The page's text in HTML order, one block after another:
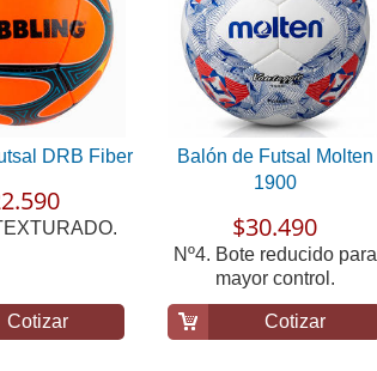
DRB Fiber
Cotizar
Balón de Futsal Molten
1900
$30.490
Nº4. Bote reducido para
mayor control.
Cotizar